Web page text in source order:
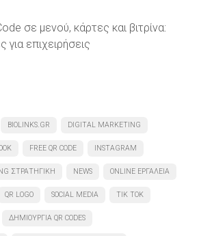
σε μενού, κάρτες και βιτρίνα:
για επιχειρήσεις
BIOLINKS.GR DIGITAL MARKETING
FREE QR CODE INSTAGRAM
ΣΤΡΑΤΗΓΙΚΉ NEWS ONLINE ΕΡΓΑΛΕΊΑ
QR LOGO SOCIAL MEDIA TIK TOK
ΔΗΜΙΟΥΡΓΊΑ QR CODES